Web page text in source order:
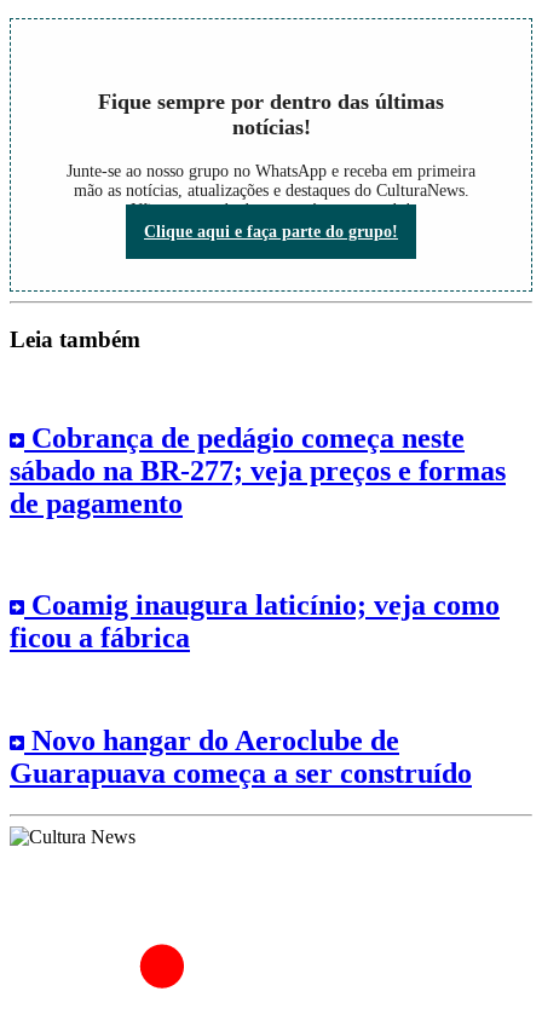
Fique sempre por dentro das últimas
notícias!
Junte-se ao nosso grupo no WhatsApp e receba em primeira
mão as notícias, atualizações e destaques do CulturaNews.
Não perca nada do que está acontecendo!
Clique aqui e faça parte do grupo!
Leia também
Cobrança de pedágio começa neste
sábado na BR-277; veja preços e formas
de pagamento
Coamig inaugura laticínio; veja como
ficou a fábrica
Novo hangar do Aeroclube de
Guarapuava começa a ser construído